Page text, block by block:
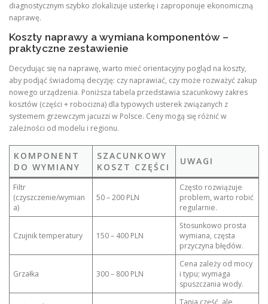
diagnostycznym szybko zlokalizuje usterkę i zaproponuje ekonomiczną
naprawę.
Koszty naprawy a wymiana komponentów –
praktyczne zestawienie
Decydując się na naprawę, warto mieć orientacyjny pogląd na koszty,
aby podjąć świadomą decyzję: czy naprawiać, czy może rozważyć zakup
nowego urządzenia. Poniższa tabela przedstawia szacunkowy zakres
kosztów (części + robocizna) dla typowych usterek związanych z
systemem grzewczym jacuzzi w Polsce. Ceny mogą się różnić w
zależności od modelu i regionu.
KOMPONENT
DO WYMIANY
SZACUNKOWY
KOSZT CZĘŚCI
UWAGI
Filtr
(czyszczenie/wymian
a)
50 – 200 PLN
Często rozwiązuje
problem, warto robić
regularnie.
Czujnik temperatury 150 – 400 PLN
Stosunkowo prosta
wymiana, częsta
przyczyna błędów.
Grzałka 300 – 800 PLN
Cena zależy od mocy
i typu; wymaga
spuszczania wody.
Tania część, ale